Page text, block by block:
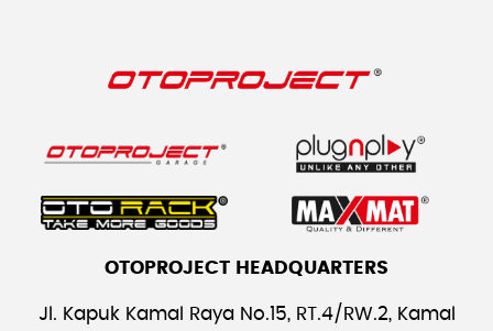
OTOPROJECT HEADQUARTERS
Jl. Kapuk Kamal Raya No.15, RT.4/RW.2, Kamal